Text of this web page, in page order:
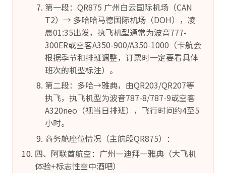
第一段：QR875 广州白云国际机场（CAN
T2）→ 多哈哈马德国际机场（DOH），凌
晨01:35出发，执飞机型通常为波音777-
300ER或空客A350-900/A350-1000（卡航会
根据季节和排班调整，订票时一定要看具体
班次的机型标注）。
第二段：多哈→雅典，由QR203/QR207等
执飞，执飞机型为波音787-8/787-9或空客
A320neo（视当日排班），飞行时间约4至5
小时。
商务舱座位情况（主航段QR875）：
四、阿联酋航空：广州—迪拜—雅典（大飞机
体验+标志性空中酒吧）